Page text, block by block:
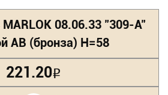
08.06.33 "309-A"
АВ (бронза) Н=58
221.20Р